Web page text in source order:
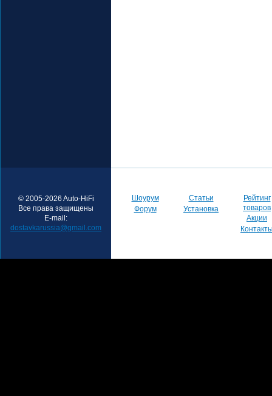
© 2005-2026 Auto-HiFi
Все права защищены
E-mail:
dostavkarussia@gmail.com
Шоурум
Форум
Статьи
Установка
Рейтинг
товаров
Акции